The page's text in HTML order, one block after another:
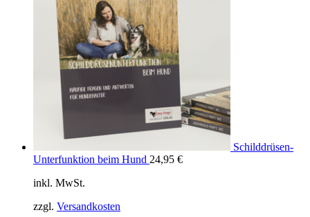
Schilddrüsen-
Unterfunktion beim Hund 24,95 €
inkl. MwSt.
zzgl. Versandkosten